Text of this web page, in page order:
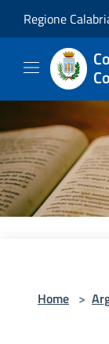
Regione
Home >